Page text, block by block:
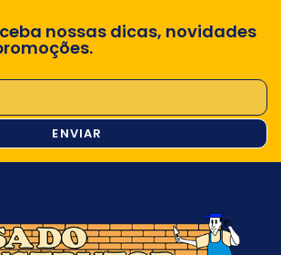
nossas dicas, novidades
ENVIAR